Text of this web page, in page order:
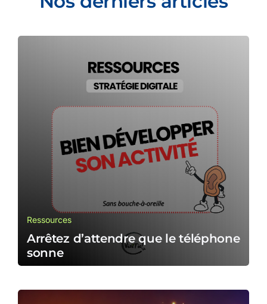
Ressources
Arrêtez d’attendre que le téléphone
sonne